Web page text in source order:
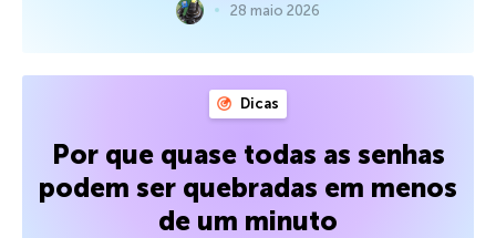
28 maio 2026
Dicas
Por que quase todas as senhas
podem ser quebradas em menos
de um minuto